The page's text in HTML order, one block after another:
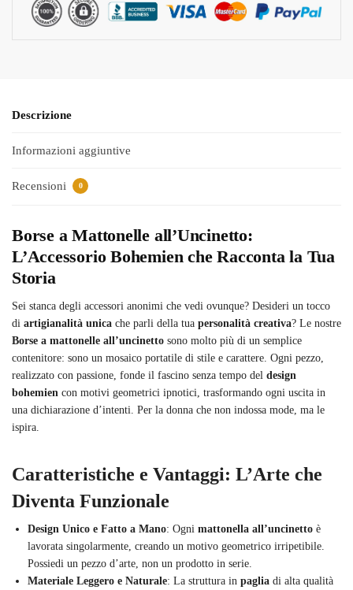
Descrizione
Informazioni aggiuntive
Recensioni 0
Borse a Mattonelle all’Uncinetto:
L’Accessorio Bohemien che Racconta la Tua
Storia
Sei stanca degli accessori anonimi che vedi ovunque? Desideri un tocco
di artigianalità unica che parli della tua personalità creativa? Le nostre
Borse a mattonelle all’uncinetto sono molto più di un semplice
contenitore: sono un mosaico portatile di stile e carattere. Ogni pezzo,
realizzato con passione, fonde il fascino senza tempo del design
bohemien con motivi geometrici ipnotici, trasformando ogni uscita in
una dichiarazione d’intenti. Per la donna che non indossa mode, ma le
ispira.
Caratteristiche e Vantaggi: L’Arte che
Diventa Funzionale
Design Unico e Fatto a Mano: Ogni mattonella all’uncinetto è
lavorata singolarmente, creando un motivo geometrico irripetibile.
Possiedi un pezzo d’arte, non un prodotto in serie.
Materiale Leggero e Naturale: La struttura in paglia di alta qualità